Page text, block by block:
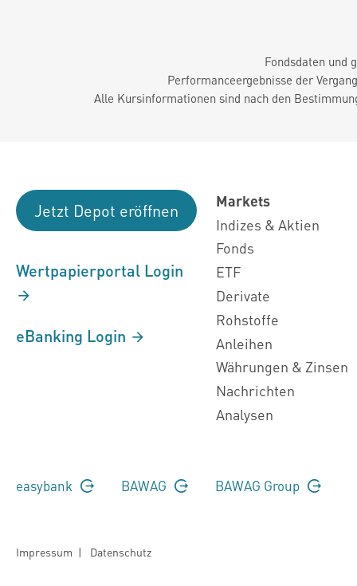
Fondsdaten und
Performanceergebnisse der
Alle Kursinformationen sind nach den
Jetzt Depot eröffnen
Wertpapierportal Login
eBanking Login
Markets
Indizes & Aktien
Fonds
ETF
Derivate
Rohstoffe
Anleihen
Währungen & Zinsen
Nachrichten
Analysen
easybank BAWAG BAWAG Group
Impressum | Datenschutz